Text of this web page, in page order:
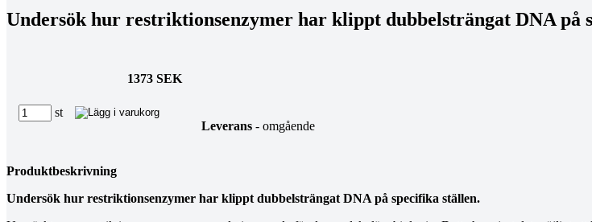
Undersök hur restriktionsenzymer har klippt dubbelsträngat DNA på
1373 SEK
st
Leverans - omgående
Produktbeskrivning
Undersök hur restriktionsenzymer har klippt dubbelsträngat DNA på specifika ställen.